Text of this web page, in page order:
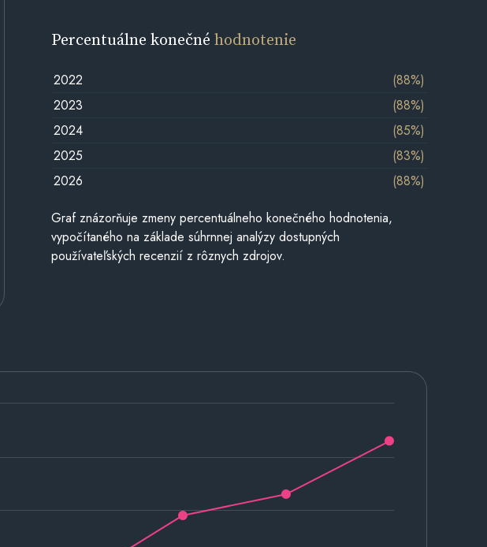
Percentuálne konečnéhodnotenie
2022
(88%)
2023
(88%)
2024
(85%)
2025
(83%)
2026
(88%)
Graf znázorňuje zmeny percentuálneho konečného hodnotenia,
vypočítaného na základe súhrnnej analýzy dostupných
používateľských recenzií z rôznych zdrojov.